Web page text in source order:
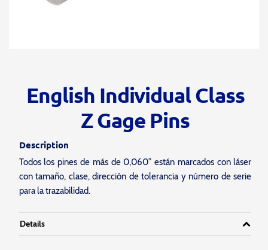
English Individual Class
Z Gage Pins
Description
Todos los pines de más de 0,060” están marcados con láser
con tamaño, clase, dirección de tolerancia y número de serie
para la trazabilidad.
Details